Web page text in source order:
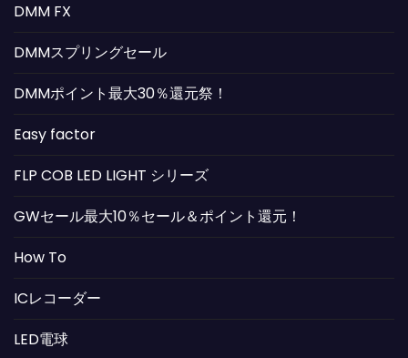
DMM FX
DMMスプリングセール
DMMポイント最大30％還元祭！
Easy factor
FLP COB LED LIGHT シリーズ
GWセール最大10％セール＆ポイント還元！
How To
ICレコーダー
LED電球